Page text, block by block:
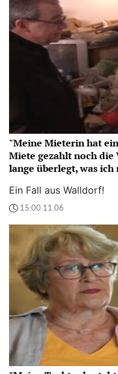
"Meine Mieterin hat
Miete gezahlt noch die
lange überlegt, was
Ein Fall aus Walldorf!
15:00 11.06